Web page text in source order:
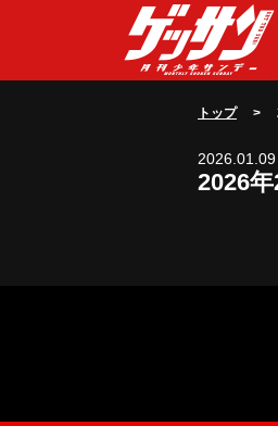
トップ>
2026.01.09
2026